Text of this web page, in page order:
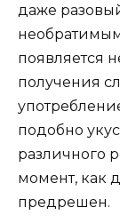
даже
появляется
получения
подобно
различного
момент, как
предрешен.